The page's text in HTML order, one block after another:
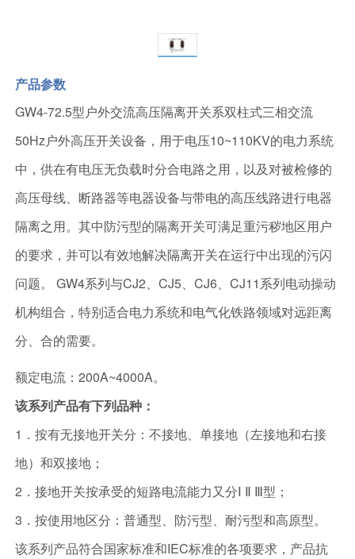
产品参数
GW4-72.5型户外交流高压隔离开关系双柱式三相交流
50Hz户外高压开关设备，用于电压10~110KV的电力系统
中，供在有电压无负载时分合电路之用，以及对被检修的
高压母线、断路器等电器设备与带电的高压线路进行电器
隔离之用。其中防污型的隔离开关可满足重污秽地区用户
的要求，并可以有效地解决隔离开关在运行中出现的污闪
问题。 GW4系列与CJ2、CJ5、CJ6、CJ11系列电动操动
机构组合，特别适合电力系统和电气化铁路领域对远距离
分、合的需要。
额定电流：200A~4000A。
该系列产品有下列品种：
1．按有无接地开关分：不接地、单接地（左接地和右接
地）和双接地；
2．接地开关按承受的短路电流能力又分Ⅰ Ⅱ Ⅲ型；
3．按使用地区分：普通型、防污型、耐污型和高原型。
该系列产品符合国家标准和IEC标准的各项要求，产品抗